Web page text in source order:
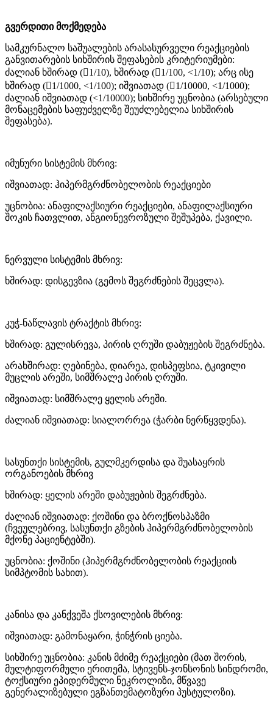
გვერდითი მოქმედება
სამკურნალო საშუალების არასასურველი რეაქციების
განვითარების სიხშირის შეფასების კრიტერიუმები:
ძალიან ხშირად (1/10), ხშირად (1/100, <1/10); არც ისე
ხშირად (1/1000, <1/100); იშვიათად (1/10000, <1/1000);
ძალიან იშვიათად (<1/10000); სიხშირე უცნობია (არსებული
მონაცემების საფუძველზე შეუძლებელია სიხშირის
შეფასება).
იმუნური სისტემის მხრივ:
იშვიათად: ჰიპერმგრძნობელობის რეაქციები
უცნობია: ანაფილაქსიური რეაქციები, ანაფილაქსიური
შოკის ჩათვლით, ანგიონევროზული შეშუპება, ქავილი.
ნერვული სისტემის მხრივ:
ხშირად: დისგევზია (გემოს შეგრძნების შეცვლა).
კუჭ-ნაწლავის ტრაქტის მხრივ:
ხშირად: გულისრევა, პირის ღრუში დაბუჟების შეგრძნება.
არახშირად: ღებინება, დიარეა, დისპეფსია, ტკივილი
მუცლის არეში, სიმშრალე პირის ღრუში.
იშვიათად: სიმშრალე ყელის არეში.
ძალიან იშვიათად: სიალორრეა (ჭარბი ნერწყვდენა).
სასუნთქი სისტემის, გულმკერდისა და შუასაყრის
ორგანოების მხრივ
ხშირად: ყელის არეში დაბუჟების შეგრძნება.
ძალიან იშვიათად: ქოშინი და ბროქნოსპაზმი
(ჩვეულებრივ, სასუნთქი გზების ჰიპერმგრძნობელობის
მქონე პაციენტებში).
უცნობია: ქოშინი (ჰიპერმგრძნობელობის რეაქციის
სიმპტომის სახით).
კანისა და კანქვეშა ქსოვილების მხრივ:
იშვიათად: გამონაყარი, ჭინჭრის ციება.
სიხშირე უცნობია: კანის მძიმე რეაქციები (მათ შორის,
მულტიფორმული ერითემა, სტივენს-ჯონსონის სინდრომი,
ტოქსიური ეპიდერმული ნეკროლიზი, მწვავე
გენერალიზებული ეგზანთემატოზური პუსტულოზი).